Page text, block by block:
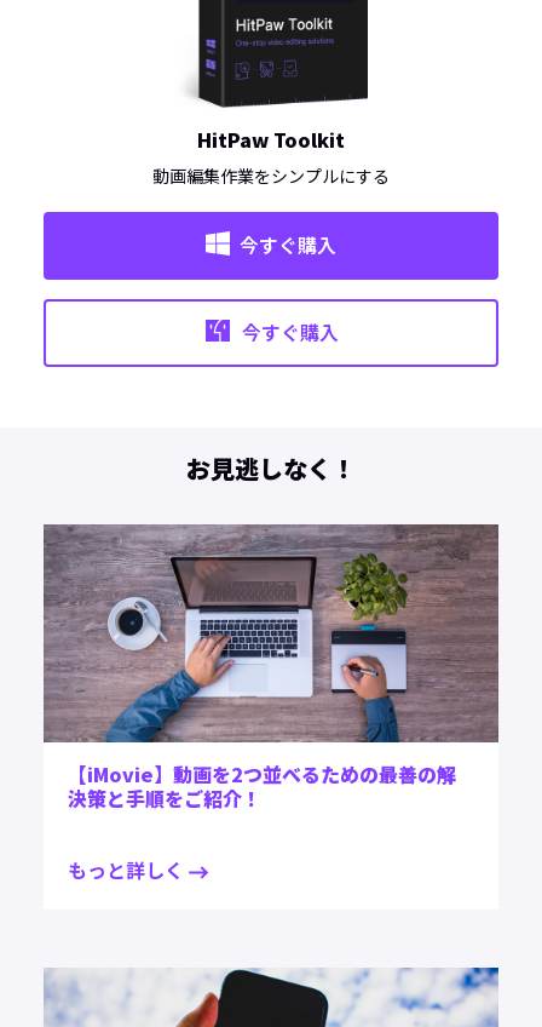
HitPaw Toolkit
動画編集作業をシンプルにする
今すぐ購入
今すぐ購入
お見逃しなく！
【iMovie】動画を2つ並べるための最善の解
決策と手順をご紹介！
もっと詳しく